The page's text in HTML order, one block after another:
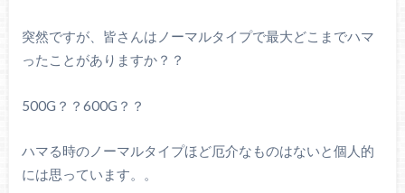
突然ですが、皆さんはノーマルタイプで最大どこまでハマ
ったことがありますか？？
500G？？600G？？
ハマる時のノーマルタイプほど厄介なものはないと個人的
には思っています。。